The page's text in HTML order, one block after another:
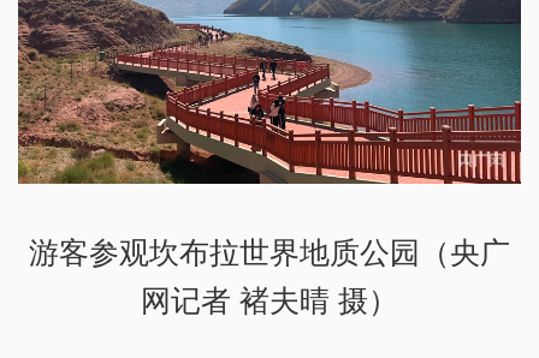
游客参观坎布拉世界地质公园（央广
网记者 褚夫晴 摄）